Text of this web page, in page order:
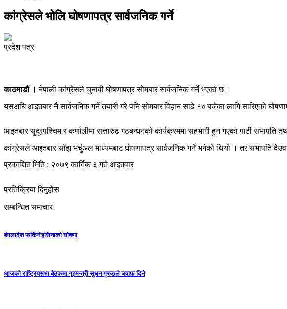
कांग्रेसले भोलि घोषणापत्र सार्वजनिक गर्ने
प्रदेश पत्र
काठमाडौं ।नेपाली कांग्रेसले चुनावी घोषणापत्र सोमबार सार्वजनिक गर्ने भएको छ ।
यसअघि आइतबार नै सार्वजनिक गर्ने तयारी गरे पनि सोमबार विहान साढे १० बजेका लागि सारिएको
आइतबार सुदूरपश्चिम र कर्णालीमा सत्तारुढ गठबन्धनको कार्यक्रममा सहभागी हुन गएका पार्टी सभापति
कांग्रेसले आइतबार साँझ भर्चुअल माध्यमबाट घोषणापत्र सार्वजनिक गर्ने भनेको थियो । तर सभापति
प्रकाशित मिति : २०७९ कार्तिक ६ गते आइतवार
प्रतिक्रिया दिनुहोस
सम्बन्धित समाचार
बंगलादेश फर्किने हसिनाको घोषणा
आजको राष्ट्रियसभा बैठकमा गृहमन्त्री सुधन गुरुङले जवाफ दिने